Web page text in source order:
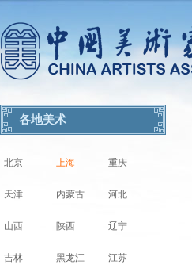
各地美术
北京 上海 重庆
天津 内蒙古 河北
山西 陕西 辽宁
吉林 黑龙江 江苏